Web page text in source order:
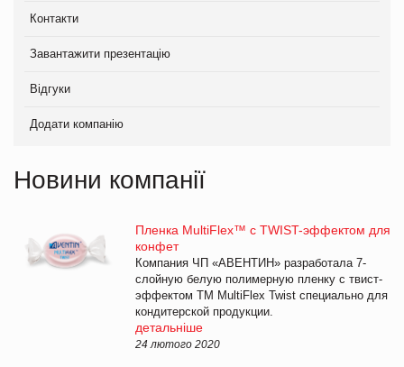
Контакти
Завантажити презентацію
Відгуки
Додати компанію
Новини компанії
Пленка MultiFlex™ с TWIST-эффектом для
конфет
Компания ЧП «АВЕНТИН» разработала 7-
слойную белую полимерную пленку с твист-
эффектом ТМ MultiFlex Twist специально для
кондитерской продукции.
детальніше
24 лютого 2020